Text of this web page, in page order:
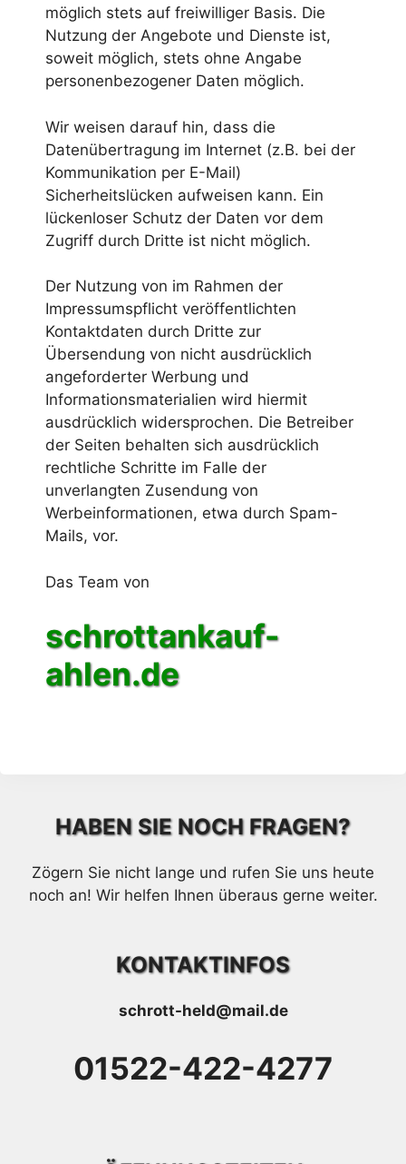
möglich stets auf freiwilliger Basis. Die
Nutzung der Angebote und Dienste ist,
soweit möglich, stets ohne Angabe
personenbezogener Daten möglich.
Wir weisen darauf hin, dass die
Datenübertragung im Internet (z.B. bei der
Kommunikation per E-Mail)
Sicherheitslücken aufweisen kann. Ein
lückenloser Schutz der Daten vor dem
Zugriff durch Dritte ist nicht möglich.
Der Nutzung von im Rahmen der
Impressumspflicht veröffentlichten
Kontaktdaten durch Dritte zur
Übersendung von nicht ausdrücklich
angeforderter Werbung und
Informationsmaterialien wird hiermit
ausdrücklich widersprochen. Die Betreiber
der Seiten behalten sich ausdrücklich
rechtliche Schritte im Falle der
unverlangten Zusendung von
Werbeinformationen, etwa durch Spam-
Mails, vor.
Das Team von
schrottankauf-
ahlen.de
HABEN SIE NOCH FRAGEN?
Zögern Sie nicht lange und rufen Sie uns heute
noch an! Wir helfen Ihnen überaus gerne weiter.
KONTAKTINFOS
schrott-held@mail.de
01522-422-4277